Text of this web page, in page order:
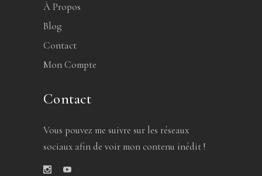
À Propos
Blog
Contact
Mon Compte
Contact
Vous pouvez me suivre sur les réseaux
sociaux afin de voir mon contenu inédit !